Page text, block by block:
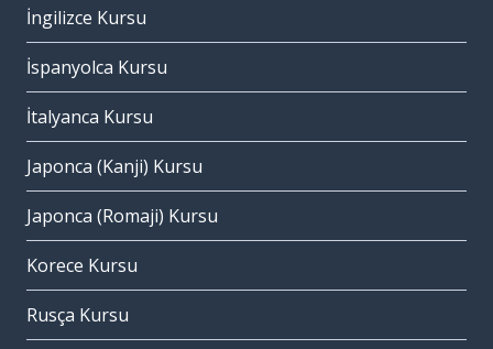
İngilizce Kursu
İspanyolca Kursu
İtalyanca Kursu
Japonca (Kanji) Kursu
Japonca (Romaji) Kursu
Korece Kursu
Rusça Kursu